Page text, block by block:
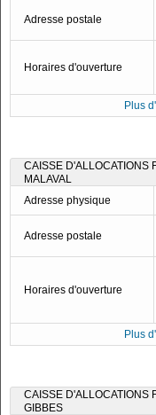
Adresse postale
Horaires d'ouverture
Plus
CAISSE D'ALLOCATIONS
MALAVAL
Adresse physique
Adresse postale
Horaires d'ouverture
Plus
CAISSE D'ALLOCATIONS
GIBBES